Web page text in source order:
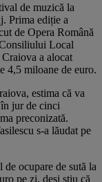
de muzică la
Prima ediție a
de Opera Română
Local
a alocat
4,5 miloane de euro.
estima că va
jur de cinci
preconizată.
s-a lăudat pe
ocupare de sută la
pe zi, deși știu că